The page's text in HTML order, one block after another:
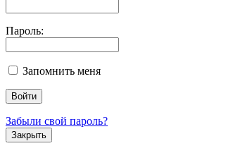
Пароль:
Запомнить меня
Забыли свой пароль?
Закрыть